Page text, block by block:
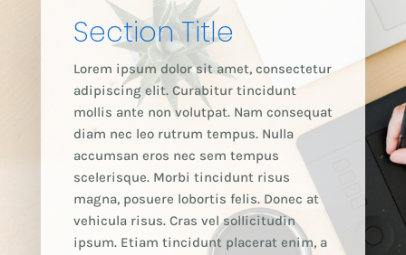
Section Title
Lorem ipsum dolor sit amet, consectetur
adipiscing elit. Curabitur tincidunt
mollis ante non volutpat. Nam consequat
diam nec leo rutrum tempus. Nulla
accumsan eros nec sem tempus
scelerisque. Morbi tincidunt risus
magna, posuere lobortis felis. Donec at
vehicula risus. Cras vel sollicitudin
ipsum. Etiam tincidunt placerat enim, a